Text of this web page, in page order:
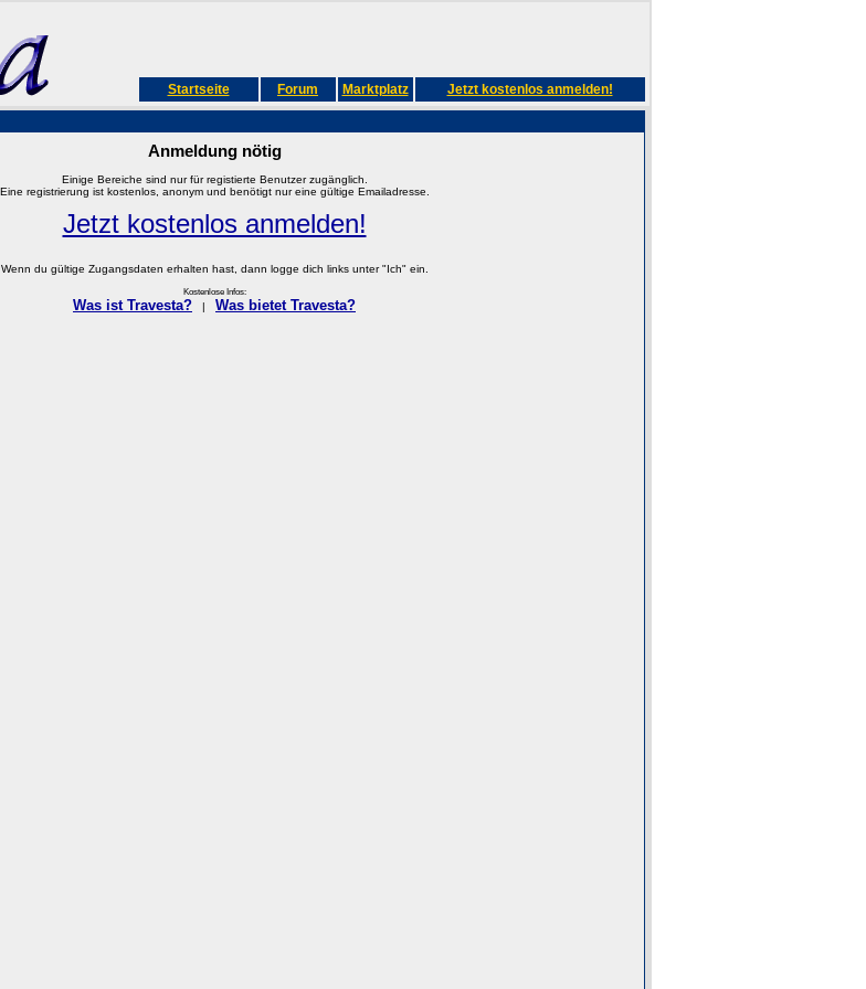
Startseite Forum Marktplatz Jetzt kostenlos anmelden!
Anmeldung nötig
Einige Bereiche sind nur für registierte Benutzer zugänglich.
Eine registrierung ist kostenlos, anonym und benötigt nur eine gültige Emailadresse.
Jetzt kostenlos anmelden!
Wenn du gültige Zugangsdaten erhalten hast, dann logge dich links unter "Ich" ein.
Kostenlose Infos:
Was ist Travesta? Was bietet Travesta?